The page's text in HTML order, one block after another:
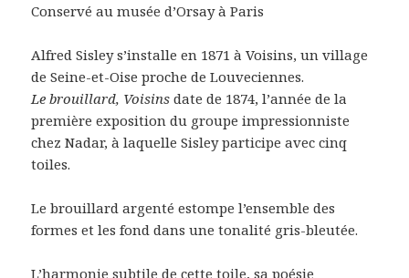
Conservé au musée d’Orsay à Paris
Alfred Sisley s’installe en 1871 à Voisins, un village
de Seine-et-Oise proche de Louveciennes.
Le brouillard, Voisinsdate de 1874, l’année de la
première exposition du groupe impressionniste
chez Nadar, à laquelle Sisley participe avec cinq
toiles.
Le brouillard argenté estompe l’ensemble des
formes et les fond dans une tonalité gris-bleutée.
L’harmonie subtile de cette toile, sa poésie